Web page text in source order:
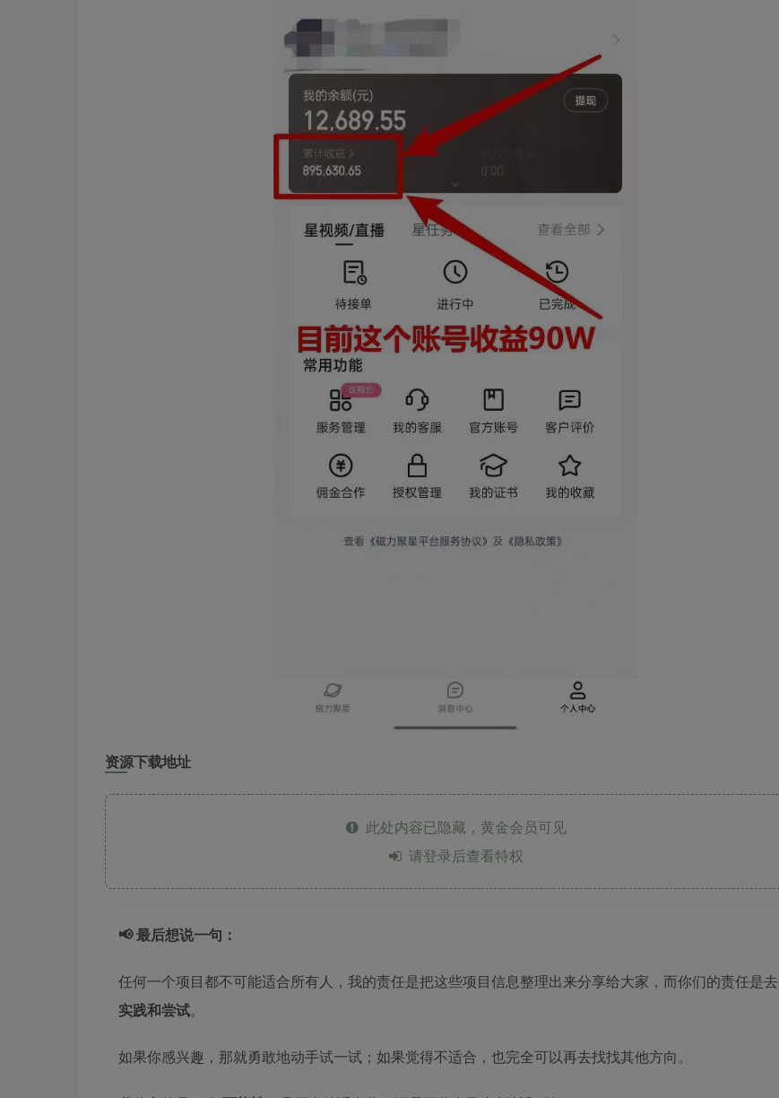
资源下载地址
此处内容已隐藏，黄金会员可见
请登录后查看特权
📢 最后想说一句：
任何一个项目都不可能适合所有人，我的责任是把这些项目信息整理出来分享给大家，而你们的责任是去
实践和尝试。
如果你感兴趣，那就勇敢地动手试一试；如果觉得不适合，也完全可以再去找找其他方向。